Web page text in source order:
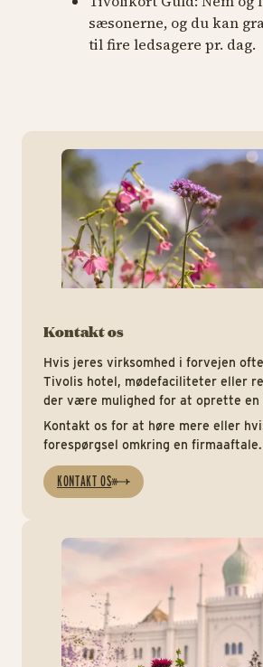
sæsonerne, og du kan
til fire ledsagere pr. dag.
Kontakt os
Hvis jeres virksomhed i forvejen
Tivolis hotel, mødefaciliteter eller
der være mulighed for at oprette en
Kontakt os for at høre mere eller
forespørgsel omkring en firmaaftale.
KONTAKT OS